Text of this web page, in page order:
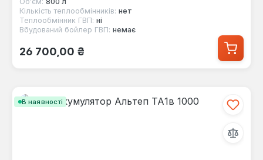
Кількість теплообмінників: нет
Теплообмінник ГВП: ні
Вбудований бойлер ГВП: немає
Звичайна ціна:
26 700,00 ₴
В наявності